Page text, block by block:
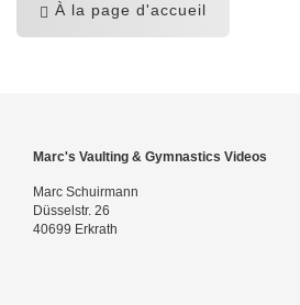
À la page d'accueil
Marc's Vaulting & Gymnastics Videos
Marc Schuirmann
Düsselstr. 26
40699 Erkrath